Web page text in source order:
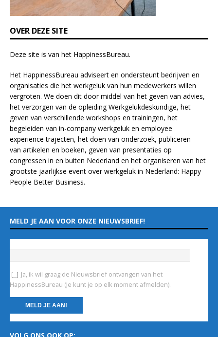
n
k
.
OVER DEZE SITE
Deze site is van het HappinessBureau.
Het HappinessBureau adviseert en ondersteunt bedrijven en
organisaties die het werkgeluk van hun medewerkers willen
vergroten. We doen dit door middel van het geven van advies,
het verzorgen van de opleidingWerkgelukdeskundige, het
geven van verschillende workshops en trainingen, het
begeleiden van in-company werkgeluk en employee
experiencetrajecten, het doen van onderzoek, publiceren
van artikelen en boeken, geven van presentaties op
congressen in en buiten Nederland en het organiseren van het
grootste jaarlijkse event over werkgeluk in Nederland: Happy
People Better Business.
MELD JE AAN VOOR ONZE NIEUWSBRIEF!
Ja, ik wil graag de Nieuwsbrief ontvangen van het
HappinessBureau (Je kunt je op elk moment afmelden).